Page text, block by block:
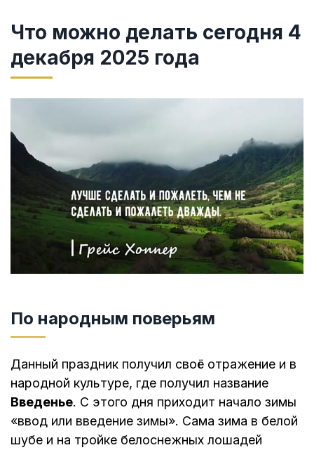
Что можно делать сегодня 4
декабря 2025 года
По народным поверьям
Данный праздник получил своё отражение и в
народной культуре, где получил название
Введенье. С этого дня приходит начало зимы
«ввод или введение зимы». Сама зима в белой
шубе и на тройке белоснежных лошадей